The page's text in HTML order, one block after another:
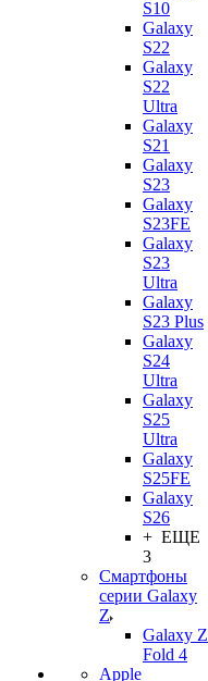
S10
Galaxy
S22
Galaxy
S22
Ultra
Galaxy
S21
Galaxy
S23
Galaxy
S23FE
Galaxy
S23
Ultra
Galaxy
S23 Plus
Galaxy
S24
Ultra
Galaxy
S25
Ultra
Galaxy
S25FE
Galaxy
S26
+ ЕЩЕ
3
Смартфоны
серии Galaxy
Z
Galaxy Z
Fold 4
Apple